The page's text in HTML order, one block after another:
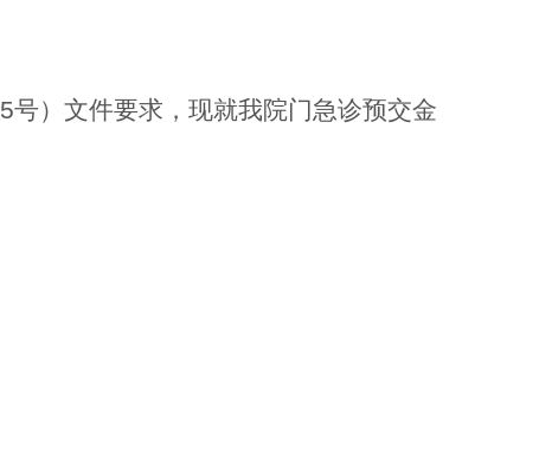
5号）文件要求，现就我院门急诊预交金